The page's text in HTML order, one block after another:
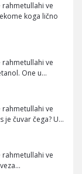
rahmetullahi ve
koga lično
rahmetullahi ve
One u…
rahmetullahi ve
je čuvar čega? U…
rahmetullahi ve